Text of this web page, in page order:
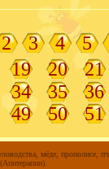
2 3 4
5
19 20
21
34 35
36
49 50 51
мёде, прополисе,